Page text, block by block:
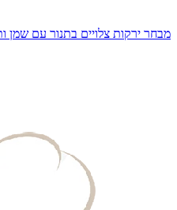
מבחר ירקות צלויים בתנור עם שמן